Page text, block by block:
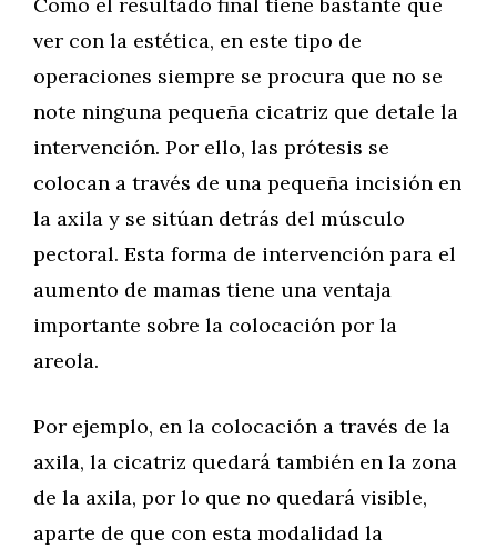
ver con la estética, en este tipo de
operaciones siempre se procura que no se
note ninguna pequeña cicatriz que detale la
intervención. Por ello, las prótesis se
colocan a través de una pequeña incisión en
la axila y se sitúan detrás del músculo
pectoral. Esta forma de intervención para el
aumento de mamas tiene una ventaja
importante sobre la colocación por la
areola.
Por ejemplo, en la colocación a través de la
axila, la cicatriz quedará también en la zona
de la axila, por lo que no quedará visible,
aparte de que con esta modalidad la